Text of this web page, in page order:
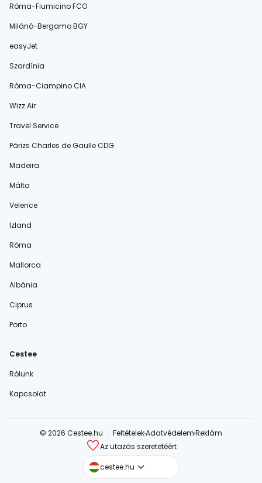
Róma-Fiumicino FCO
Milánó-Bergamo BGY
easyJet
Szardínia
Róma-Ciampino CIA
Wizz Air
Travel Service
Párizs Charles de Gaulle CDG
Madeira
Málta
Velence
Izland
Róma
Mallorca
Albánia
Ciprus
Porto
Cestee
Rólunk
Kapcsolat
© 2026 Cestee.hu FeltételekAdatvédelemReklám
Az utazás szeretetéért
cestee.hu
cestee.com
cestee.sk